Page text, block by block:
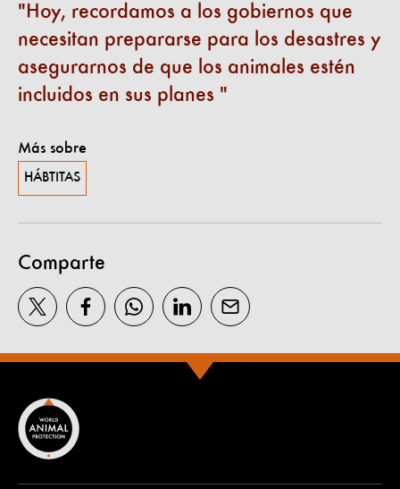
Hoy, recordamos a los gobiernos que
necesitan prepararse para los desastres y
asegurarnos de que los animales estén
incluidos en sus planes
Más sobre
HÁBTITAS
Comparte